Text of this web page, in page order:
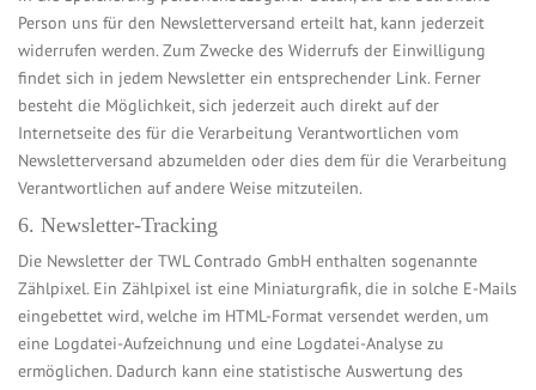
Person uns für den Newsletterversand erteilt hat, kann jederzeit
widerrufen werden. Zum Zwecke des Widerrufs der Einwilligung
findet sich in jedem Newsletter ein entsprechender Link. Ferner
besteht die Möglichkeit, sich jederzeit auch direkt auf der
Internetseite des für die Verarbeitung Verantwortlichen vom
Newsletterversand abzumelden oder dies dem für die Verarbeitung
Verantwortlichen auf andere Weise mitzuteilen.
6. Newsletter-Tracking
Die Newsletter der TWL Contrado GmbH enthalten sogenannte
Zählpixel. Ein Zählpixel ist eine Miniaturgrafik, die in solche E-Mails
eingebettet wird, welche im HTML-Format versendet werden, um
eine Logdatei-Aufzeichnung und eine Logdatei-Analyse zu
ermöglichen. Dadurch kann eine statistische Auswertung des